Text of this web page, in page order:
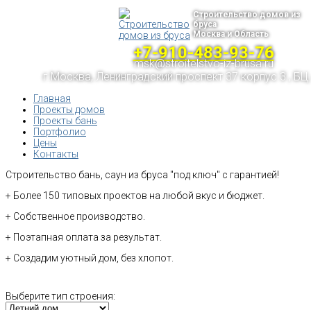
Строительство домов из
бруса
Москва и Область
+7-910-483-93-76
msk@stroitelstvo-iz-brusa.ru
г.Москва, Ленинградский проспект 37 корпус 3 , БЦ
Главная
Проекты домов
Проекты бань
Портфолио
Цены
Контакты
Строительство бань, саун из бруса "под ключ" с гарантией!
+ Более 150 типовых проектов на любой вкус и бюджет.
+ Собственное производство.
+ Поэтапная оплата за результат.
+ Создадим уютный дом, без хлопот.
Выберите тип строения: